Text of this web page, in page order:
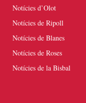
Notícies d’Olot
Notícies de Ripoll
Notícies de Blanes
Notícies de Roses
Notícies de la Bisbal